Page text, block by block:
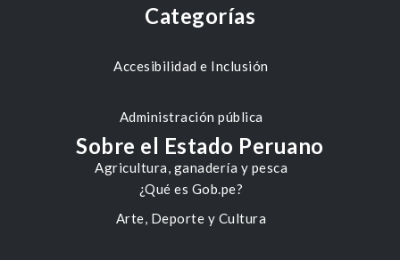
Categorías
Accesibilidad e Inclusión
Administración pública
Agricultura, ganadería y pesca
Arte, Deporte y Cultura
Sobre el Estado Peruano
¿Qué es Gob.pe?